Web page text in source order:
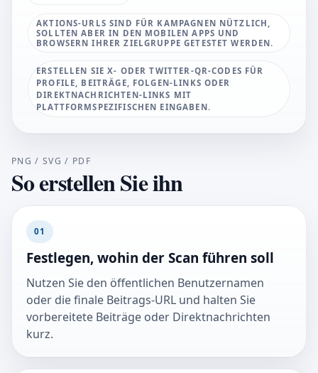
AKTIONS-URLS SIND FÜR KAMPAGNEN NÜTZLICH,
SOLLTEN ABER IN DEN MOBILEN APPS UND
BROWSERN IHRER ZIELGRUPPE GETESTET WERDEN.
ERSTELLEN SIE X- ODER TWITTER-QR-CODES FÜR
PROFILE, BEITRÄGE, FOLGEN-LINKS ODER
DIREKTNACHRICHTEN-LINKS MIT
PLATTFORMSPEZIFISCHEN EINGABEN.
PNG / SVG / PDF
So erstellen Sie ihn
01
Festlegen, wohin der Scan führen soll
Nutzen Sie den öffentlichen Benutzernamen
oder die finale Beitrags-URL und halten Sie
vorbereitete Beiträge oder Direktnachrichten
kurz.